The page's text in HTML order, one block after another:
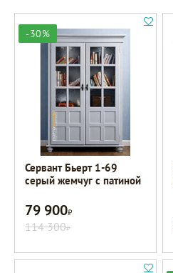
-30%
Сервант Бьерт 1-69
серый жемчуг с патиной
79 900Р
114 300Р